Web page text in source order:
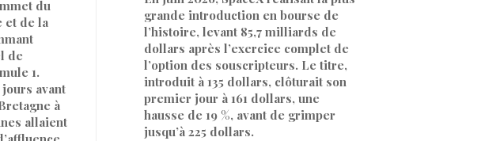
du
et de la
de
1.
jours avant
à
allaient
grande introduction en bourse de
l’histoire, levant 85,7 milliards de
dollars après l’exercice complet de
l’option des souscripteurs. Le titre,
introduit à 135 dollars, clôturait son
premier jour à 161 dollars, une
hausse de 19 %, avant de grimper
jusqu’à 225 dollars.